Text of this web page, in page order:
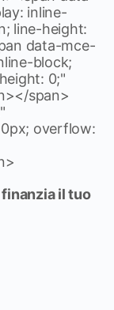
inline-
line-height:
data-mce-
block;
0;"
</span>
overflow:
il tuo